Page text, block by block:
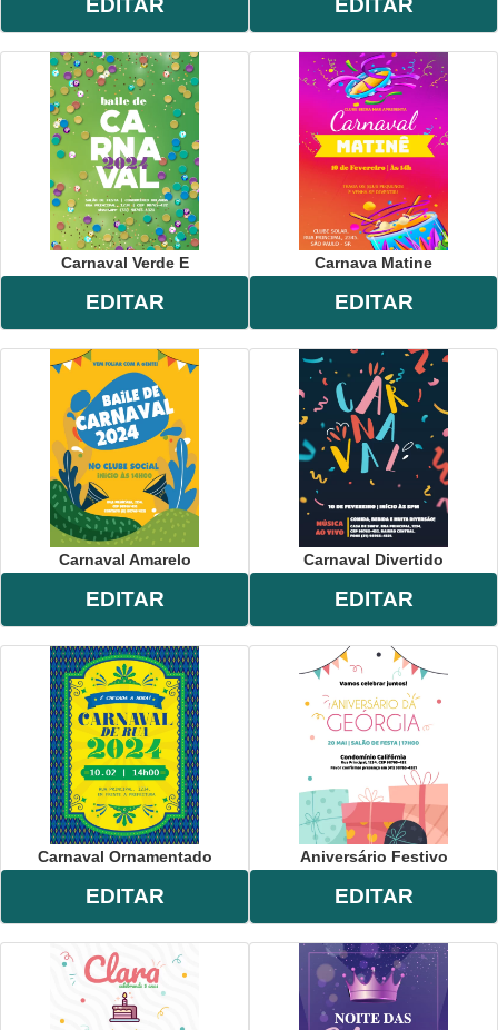
EDITAR EDITAR
Carnaval Verde E
EDITAR
Carnava Matine
EDITAR
Carnaval Amarelo
EDITAR
Carnaval Divertido
EDITAR
Carnaval Ornamentado
EDITAR
Aniversário Festivo
EDITAR